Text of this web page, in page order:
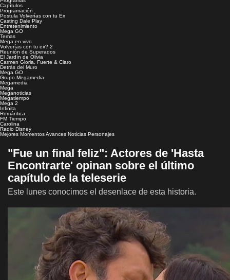
Capítulos
Programación
Postula Volverías con tu Ex
Casting Dale Play
Entretenimiento
Mega GO
Temas
Mega en vivo
Volverías con tu ex? 2
Reunión de Superados
El Jardín de Olivia
Carmen Gloria, Fuerte & Claro
Detrás del Muro
Mega GO
Grupo Megamedia
Megamedia
Mega
Meganoticias
Megatiempo
Mega 2
Infinita
Romántica
FM Tiempo
Carolina
Radio Disney
Mejores MomentosAvances Noticias Personajes
"Fue un final feliz": Actores de 'Hasta
Encontrarte' opinan sobre el último
capítulo de la teleserie
Este lunes conocimos el desenlace de esta historia.